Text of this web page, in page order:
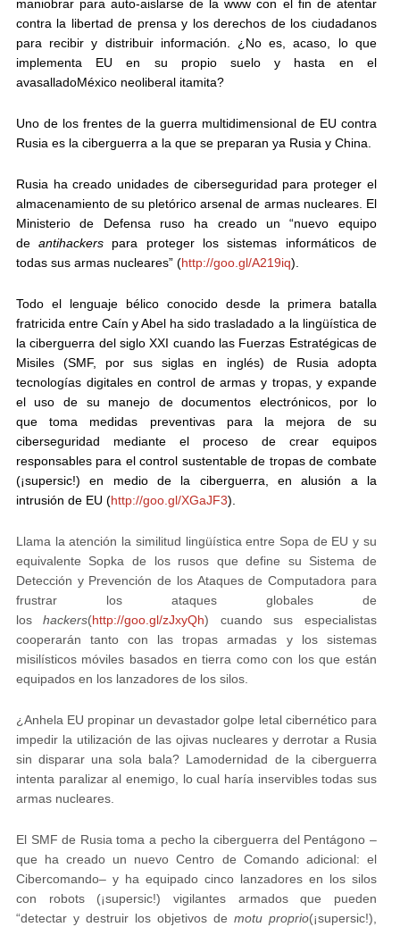
maniobrar para auto-aislarse de la www con el fin de atentar
contra la libertad de prensa y los derechos de los ciudadanos
para recibir y distribuir información. ¿No es, acaso, lo que
implementa EU en su propio suelo y hasta en el
avasalladoMéxico neoliberal itamita?
Uno de los frentes de la guerra multidimensional de EU contra
Rusia es la ciberguerraa la que se preparan ya Rusia y China.
Rusia ha creadounidades de ciberseguridad para proteger el
almacenamiento de su pletórico arsenal de armas nucleares. El
Ministerio de Defensa ruso ha creado un “nuevo equipo
deantihackers para proteger los sistemas informáticos de
todas sus armas nucleares” (http://goo.gl/A219iq).
Todo el lenguaje bélico conocido desde la primera batalla
fratricida entre Caín y Abel ha sido trasladado a la lingüística de
la ciberguerra del siglo XXI cuando las Fuerzas Estratégicas de
Misiles (SMF, por sus siglas en inglés) de Rusia adopta
tecnologías digitales en control de armas y tropas, y expande
el uso de su manejo de documentos electrónicos, por lo
quetoma medidas preventivas para la mejora de su
ciberseguridad mediante el proceso de crear equipos
responsables para el control sustentable de tropas de combate
(¡supersic!) en medio de la ciberguerra, en alusión a la
intrusión de EU (http://goo.gl/XGaJF3).
Llama la atención la similitud lingüística entre Sopa de EU y su
equivalente Sopka de los rusos que define su Sistema de
Detección y Prevención de los Ataques de Computadora para
frustrar los ataques globales de
loshackers(http://goo.gl/zJxyQh) cuando sus especialistas
cooperarán tanto con las tropas armadas y los sistemas
misilísticos móviles basados en tierra como con los que están
equipados en los lanzadores de los silos.
¿Anhela EU propinar un devastador golpe letal cibernético para
impedir la utilización de las ojivas nucleares y derrotar a Rusia
sin disparar una sola bala? Lamodernidad de la ciberguerra
intenta paralizar al enemigo, lo cual haría inservibles todas sus
armas nucleares.
El SMF de Rusia toma a pecho la ciberguerra del Pentágono –
que ha creado un nuevo Centro de Comando adicional: el
Cibercomando– y ha equipado cinco lanzadores en los silos
con robots (¡supersic!) vigilantes armadosque pueden
“detectar y destruir los objetivos de motu proprio(¡supersic!),